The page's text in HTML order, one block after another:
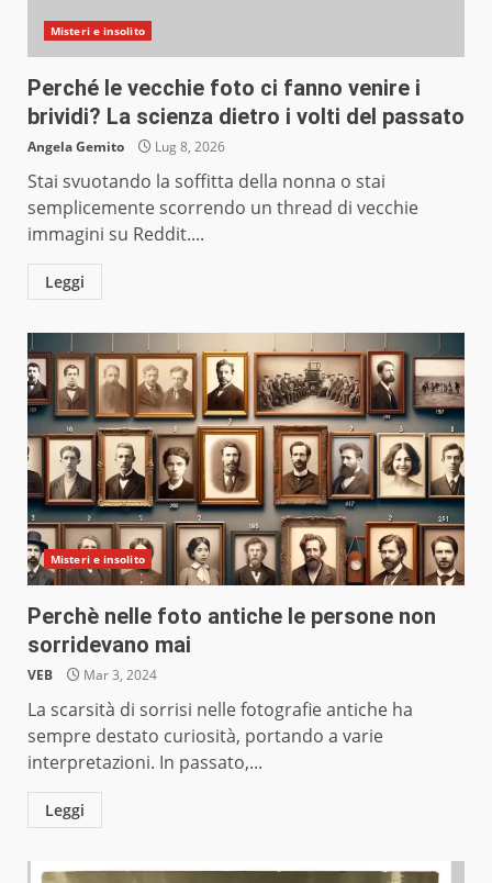
Misteri e insolito
Perché le vecchie foto ci fanno venire i
brividi? La scienza dietro i volti del passato
Angela Gemito Lug 8, 2026
Stai svuotando la soffitta della nonna o stai
semplicemente scorrendo un thread di vecchie
immagini su Reddit....
Leggi
Misteri e insolito
Perchè nelle foto antiche le persone non
sorridevano mai
VEB Mar 3, 2024
La scarsità di sorrisi nelle fotografie antiche ha
sempre destato curiosità, portando a varie
interpretazioni. In passato,...
Leggi